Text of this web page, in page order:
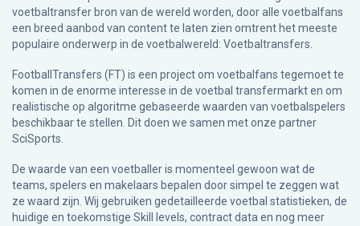
voetbaltransfer bron van de wereld worden, door alle voetbalfans
een breed aanbod van content te laten zien omtrent het meeste
populaire onderwerp in de voetbalwereld: Voetbaltransfers.
FootballTransfers (FT) is een project om voetbalfans tegemoet te
komen in de enorme interesse in de voetbal transfermarkt en om
realistische op algoritme gebaseerde waarden van voetbalspelers
beschikbaar te stellen. Dit doen we samen met onze partner
SciSports
De waarde van een voetballer is momenteel gewoon wat de
teams, spelers en makelaars bepalen door simpel te zeggen wat
ze waard zijn. Wij gebruiken gedetailleerde voetbal statistieken, de
huidige en toekomstige Skill levels, contract data en nog meer